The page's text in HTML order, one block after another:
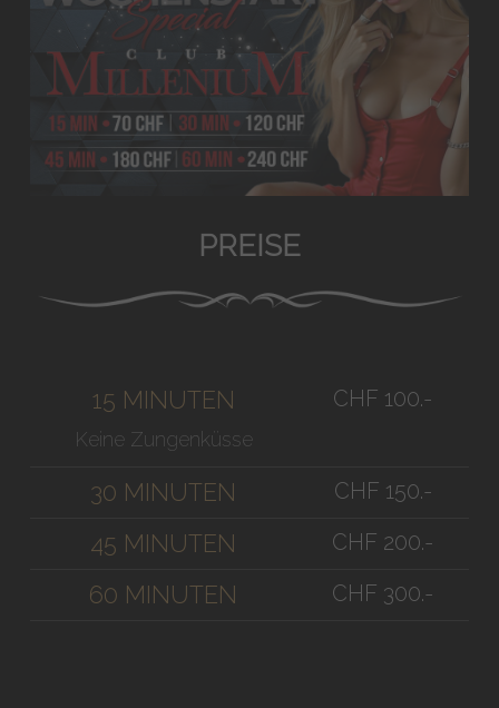
PREISE
15 MINUTEN
Keine Zungenküsse
CHF 100.-
30 MINUTEN CHF 150.-
45 MINUTEN CHF 200.-
60 MINUTEN CHF 300.-